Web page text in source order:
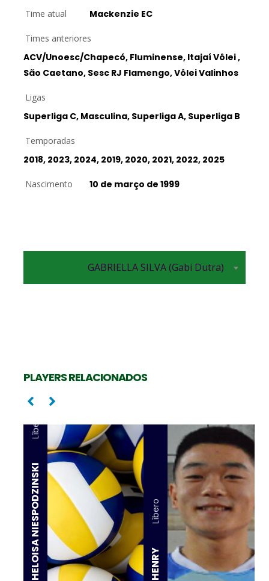
Time atual Mackenzie EC
Times anteriores
ACV/Unoesc/Chapecó, Fluminense, Itajaí Vôlei ,
São Caetano, Sesc RJ Flamengo, Vôlei Valinhos
Ligas
Superliga C, Masculina, Superliga A, Superliga B
Temporadas
2018, 2023, 2024, 2019, 2020, 2021, 2022, 2025
Nascimento 10 de março de 1999
GABRIELLA SILVA (Gabi Dutra)
PLAYERS RELACIONADOS
HELOISA NIESPODZINSKI
Líbero
HENRY
Líbero